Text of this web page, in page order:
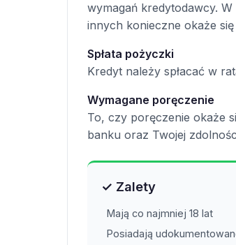
wymagań kredytodawcy.
innych konieczne okaże
Spłata pożyczki
Kredyt należy spłacać w
Wymagane poręczenie
To, czy poręczenie okaże
banku oraz Twojej
✓ Zalety
Mają co najmniej 18 lat
Posiadają